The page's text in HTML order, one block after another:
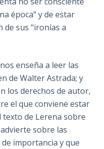
época” y de estar
sus “ironías a
enseña a leer las
de Walter Astrada; y
los derechos de autor,
el que conviene estar
de Lerena sobre
sobre las
importancia y que